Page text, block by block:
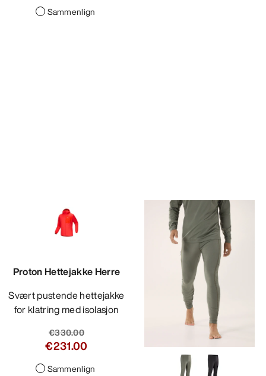
Sammenlign
Proton Hettejakke Herre
Svært pustende hettejakke
for klatring med isolasjon
€330.00
€231.00
Sammenlign